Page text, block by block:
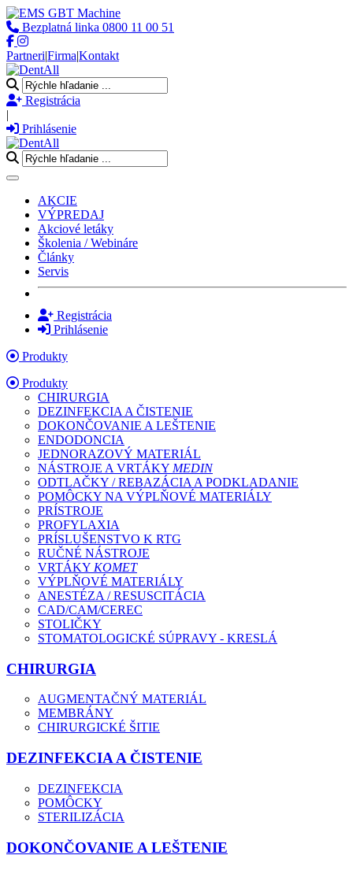
Bezplatná linka 0800 11 00 51
Partneri|Firma|Kontakt
Registrácia
|
Prihlásenie
Toggle navigation
AKCIE
VÝPREDAJ
Akciové letáky
Školenia / Webináre
Články
Servis
Registrácia
Prihlásenie
Produkty
Produkty
CHIRURGIA
DEZINFEKCIA A ČISTENIE
DOKONČOVANIE A LEŠTENIE
ENDODONCIA
JEDNORAZOVÝ MATERIÁL
NÁSTROJE A VRTÁKY MEDIN
ODTLAČKY / REBAZÁCIA A PODKLADANIE
POMÔCKY NA VÝPLŇOVÉ MATERIÁLY
PRÍSTROJE
PROFYLAXIA
PRÍSLUŠENSTVO K RTG
RUČNÉ NÁSTROJE
VRTÁKY KOMET
VÝPLŇOVÉ MATERIÁLY
ANESTÉZA / RESUSCITÁCIA
CAD/CAM/CEREC
STOLIČKY
STOMATOLOGICKÉ SÚPRAVY - KRESLÁ
CHIRURGIA
AUGMENTAČNÝ MATERIÁL
MEMBRÁNY
CHIRURGICKÉ ŠITIE
DEZINFEKCIA A ČISTENIE
DEZINFEKCIA
POMÔCKY
STERILIZÁCIA
DOKONČOVANIE A LEŠTENIE